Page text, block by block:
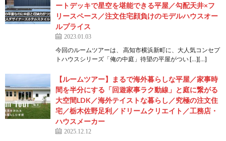
ートデッキで星空を堪能できる平屋／勾配天井×フ
リースペース／注文住宅顔負けのモデルハウスオー
ルプライス
2023.01.03
今回のルームツアーは、 高知市横浜新町に、大人気コンセプ
トハウスシリーズ「俺の中庭」待望の平屋がつい […][…]
【ルームツアー】まるで海外暮らしな平屋／家事時
間を半分にする「回遊家事ラク動線」と庭に繋がる
大空間LDK／海外テイストな暮らし／究極の注文住
宅／栃木佐野足利／ドリームクリエイト／工務店・
ハウスメーカー
2025.12.12